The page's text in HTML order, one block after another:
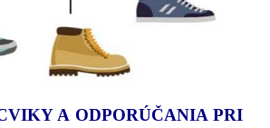
A ODPORÚČANIA PRI